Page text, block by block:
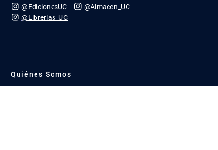
@EdicionesUC
@Almacen_UC
@Librerias_UC
Quiénes Somos